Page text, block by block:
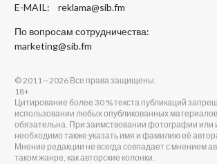
E-MAIL: reklama@sib.fm
По вопросам сотрудничества:
marketing@sib.fm
© 2011—2026 Все права защищены.
18+
Цитирование более 30 % текста публикаций
использовании любых опубликованных
обязательна. При заимствовании фотографии или
необходимо также указать имя и фамилию её
Мнение редакции не всегда совпадает с мнением
таком жанре, как авторские колонки.